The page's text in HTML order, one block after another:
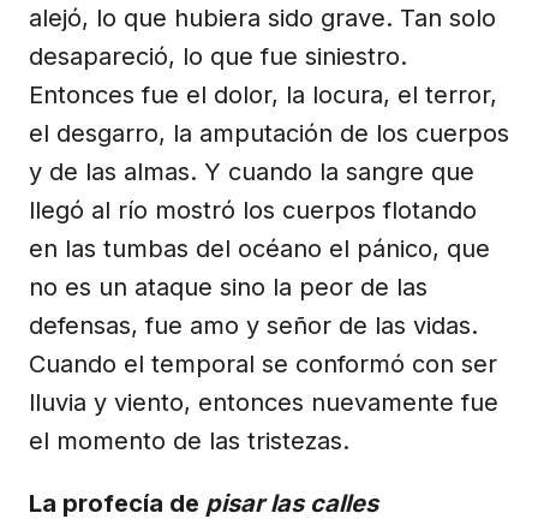
alejó, lo que hubiera sido grave. Tan solo
desapareció, lo que fue siniestro.
Entonces fue el dolor, la locura, el terror,
el desgarro, la amputación de los cuerpos
y de las almas. Y cuando la sangre que
llegó al río mostró los cuerpos flotando
en las tumbas del océano el pánico, que
no es un ataque sino la peor de las
defensas, fue amo y señor de las vidas.
Cuando el temporal se conformó con ser
lluvia y viento, entonces nuevamente fue
el momento de las tristezas.
La profecía de pisar las calles